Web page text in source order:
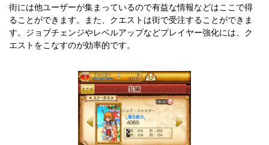
街には他ユーザーが集まっているので有益な情報などはここで得
ることができます。また、クエストは街で受注することができま
す。ジョブチェンジやレベルアップなどプレイヤー強化には、ク
エストをこなすのが効率的です。